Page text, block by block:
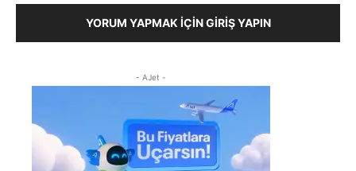
YORUM YAPMAK İÇIN GIRIŞ YAPIN
- AJet -